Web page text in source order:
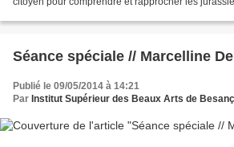
Séance spéciale // Marcelline
Publié le 09/05/2014 à 14:21
Par Institut Supérieur des Beaux Arts de